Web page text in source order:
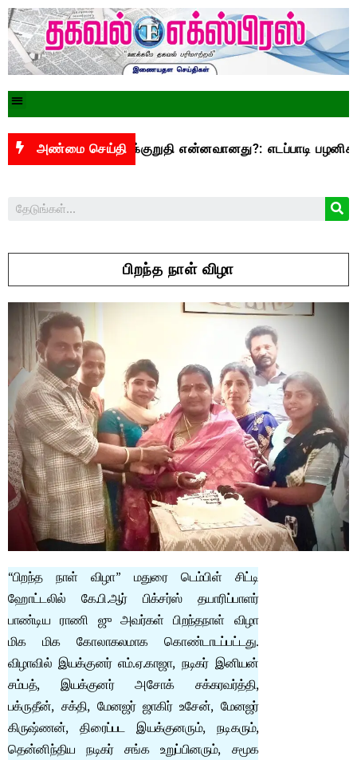
அண்மை செய்தி
என்ற வாக்குறுதி என்னவானது?: எடப்பாடி பழனிசாமி கேள்வி
பிறந்த நாள் விழா
“பிறந்த நாள் விழா” மதுரை டெம்பிள் சிட்டி
ஹோட்டலில் கே.பி.ஆர் பிக்சர்ஸ் தயாரிப்பாளர்
பாண்டிய ராணி ஜு அவர்கள் பிறந்தநாள் விழா
மிக மிக கோலாகலமாக கொண்டாடப்பட்டது.
விழாவில் இயக்குனர் எம்.ஏ.காஜா, நடிகர் இனியன்
சம்பத், இயக்குனர் அசோக் சக்கரவர்த்தி,
பக்ருதீன், சக்தி, மேனஜர் ஜாகிர் உசேன், மேனஜர்
கிருஷ்ணன், திரைப்பட இயக்குனரும், நடிகரும்,
தென்னிந்திய நடிகர் சங்க உறுப்பினரும், சமூக